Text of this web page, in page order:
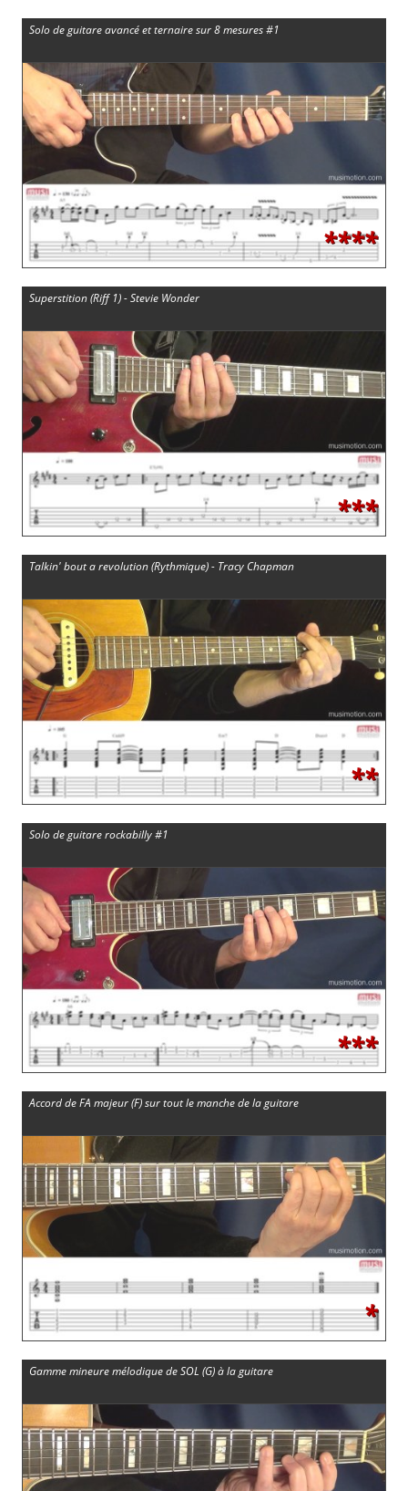
Solo de guitare avancé et ternaire sur 8 mesures #1
****
Superstition (Riff 1) - Stevie Wonder
***
Talkin' bout a revolution (Rythmique) - Tracy Chapman
**
Solo de guitare rockabilly #1
***
Accord de FA majeur (F) sur tout le manche de la guitare
*
Gamme mineure mélodique de SOL (G) à la guitare